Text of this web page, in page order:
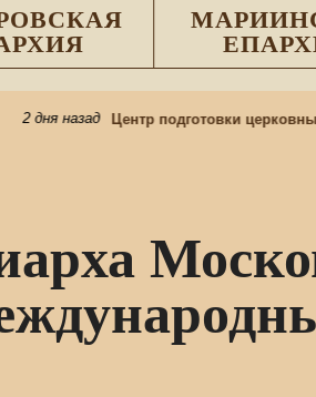
2 дня назад Центр подготовки